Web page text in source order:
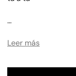
…
Leer más